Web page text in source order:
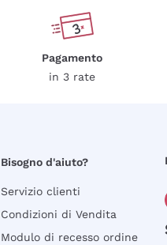
Pagamento
in 3 rate
Bisogno d'aiuto?
Servizio clienti
Condizioni di Vendita
Modulo di recesso ordine